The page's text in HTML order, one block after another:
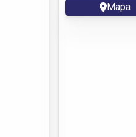
Mapa